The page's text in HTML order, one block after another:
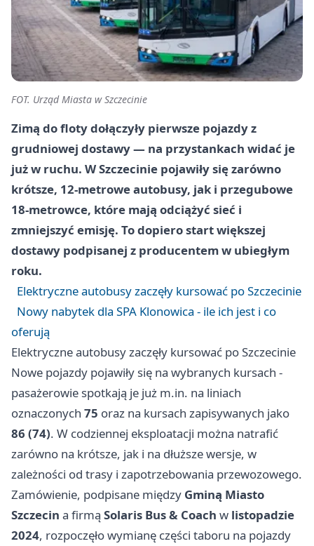
FOT. Urząd Miasta w Szczecinie
Zimą do floty dołączyły pierwsze pojazdy z
grudniowej dostawy — na przystankach widać je
już w ruchu. W Szczecinie pojawiły się zarówno
krótsze, 12‑metrowe autobusy, jak i przegubowe
18‑metrowce, które mają odciążyć sieć i
zmniejszyć emisję. To dopiero start większej
dostawy podpisanej z producentem w ubiegłym
roku.
Elektryczne autobusy zaczęły kursować po Szczecinie
Nowy nabytek dla SPA Klonowica - ile ich jest i co
oferują
Elektryczne autobusy zaczęły kursować po Szczecinie
Nowe pojazdy pojawiły się na wybranych kursach -
pasażerowie spotkają je już m.in. na liniach
oznaczonych 75 oraz na kursach zapisywanych jako
86 (74). W codziennej eksploatacji można natrafić
zarówno na krótsze, jak i na dłuższe wersje, w
zależności od trasy i zapotrzebowania przewozowego.
Zamówienie, podpisane między Gminą Miasto
Szczecin a firmą Solaris Bus & Coach w listopadzie
2024, rozpoczęło wymianę części taboru na pojazdy